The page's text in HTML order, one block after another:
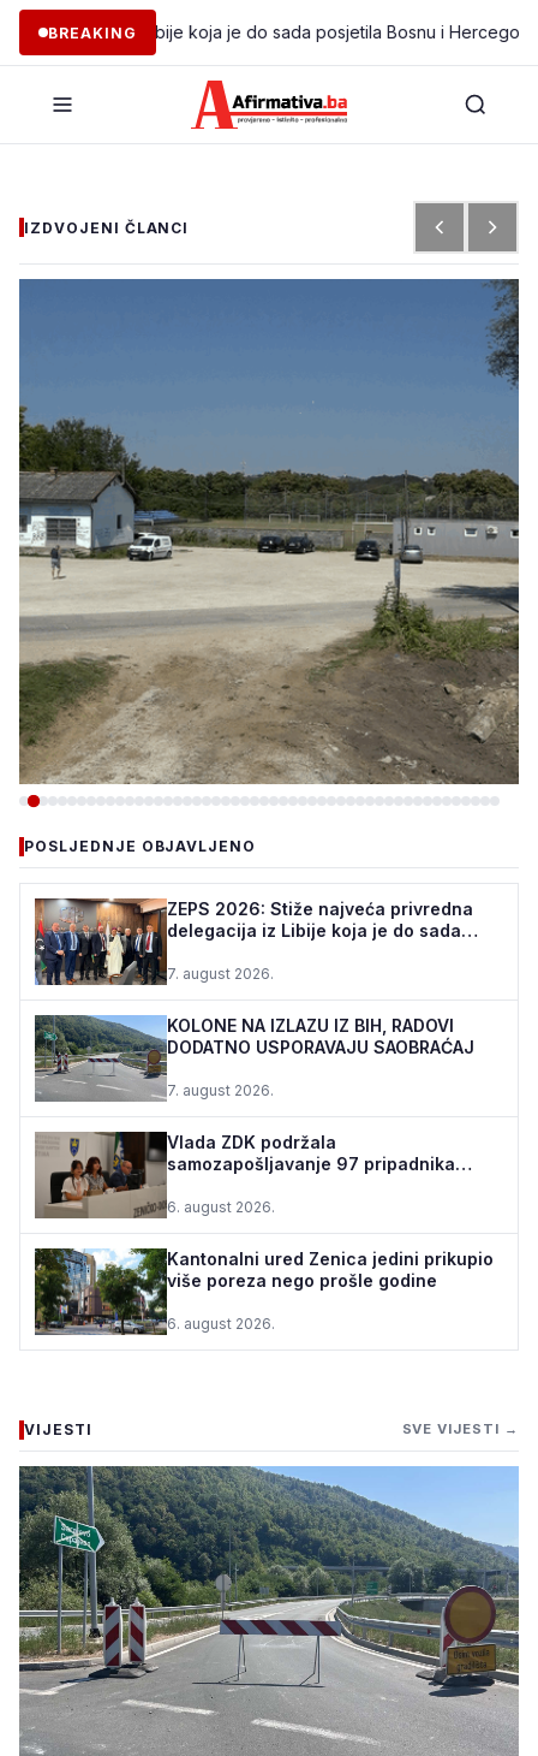
BREAKING
iz Libije koja je do sada posjetila Bosnu i Hercegovinu•
IZDVOJENI ČLANCI
TEŠANJ I USORA OSIGURALI
160.000 POČETNIH ULAGANJA
ZA STADION „TOPOLIK“
5. august 2026.•161 pregleda
POSLJEDNJE OBJAVLJENO
ZEPS 2026: Stiže najveća privredna
delegacija iz Libije koja je do sada
7. august 2026.
KOLONE NA IZLAZU IZ BIH, RADOVI
DODATNO USPORAVAJU SAOBRAĆAJ
7. august 2026.
Vlada ZDK podržala
samozapošljavanje 97 pripadnika
podrž...
6. august 2026.
Kantonalni ured Zenica jedini prikupio
više poreza nego prošle godine
6. august 2026.
VIJESTI SVE VIJESTI →